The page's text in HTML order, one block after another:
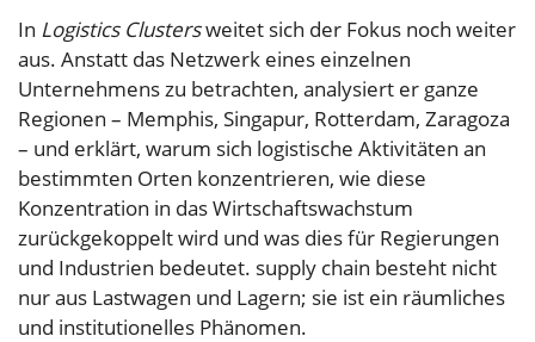
In Logistics Clustersweitet sich der Fokus noch weiter
aus. Anstatt das Netzwerk eines einzelnen
Unternehmens zu betrachten, analysiert er ganze
Regionen – Memphis, Singapur, Rotterdam, Zaragoza
– und erklärt, warum sich logistische Aktivitäten an
bestimmten Orten konzentrieren, wie diese
Konzentration in das Wirtschaftswachstum
zurückgekoppelt wird und was dies für Regierungen
und Industrien bedeutet. supply chain besteht nicht
nur aus Lastwagen und Lagern; sie ist ein räumliches
und institutionelles Phänomen.